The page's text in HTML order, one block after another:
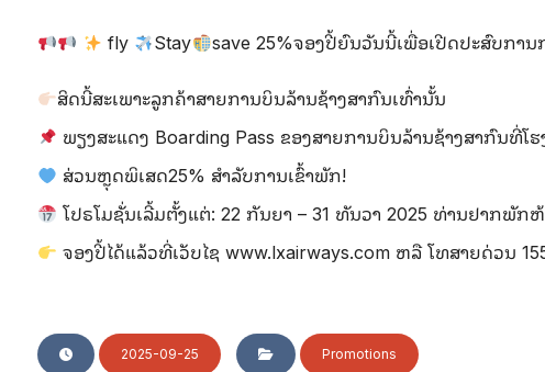
fly Stay save 25%ຈອງປີ້ຍົນວັນນີ້ເພື່ອເປີດປະສົບກາ
ສິດນີ້ສະເພາະລູກຄ້າສາຍການບິນລ້ານຊ້າງສາກົນເທົ່ານັ້ນ
ພຽງສະແດງ Boarding Pass ຂອງສາຍການບິນລ້ານຊ້າງສາກົນທີ່ໂຮ
ສ່ວນຫຼຸດພິເສດ25% ສຳລັບການເຂົ້າພັກ!
ໂປຣໂມຊັ່ນເລີ້ມຕັ້ງແຕ່: 22 ກັນຍາ – 31 ທັນວາ 2025 ທ່ານຢາກພັກ
ຈອງປີ້ໄດ້ແລ້ວທີ່ເວັບໄຊ www.lxairways.com ຫລື ໂທສາຍດ່ວນ
2025-09-25 Promotions